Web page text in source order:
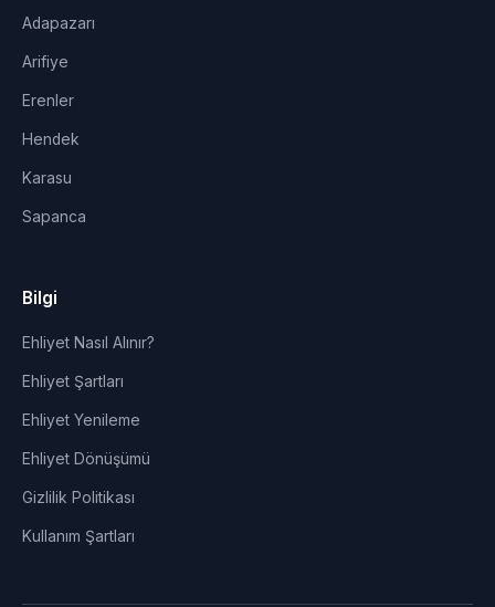
Adapazarı
Arifiye
Erenler
Hendek
Karasu
Sapanca
Bilgi
Ehliyet Nasıl Alınır?
Ehliyet Şartları
Ehliyet Yenileme
Ehliyet Dönüşümü
Gizlilik Politikası
Kullanım Şartları